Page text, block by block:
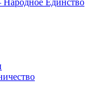
Единство